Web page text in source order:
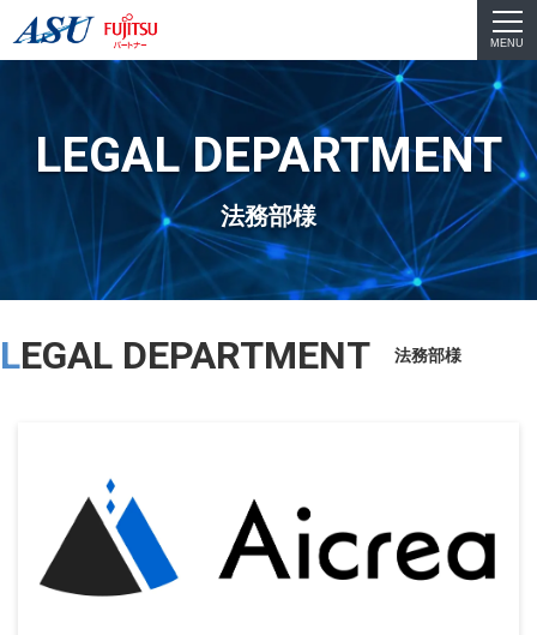
MENU
LEGAL DEPARTMENT
法務部様
LEGAL DEPARTMENT 法務部様